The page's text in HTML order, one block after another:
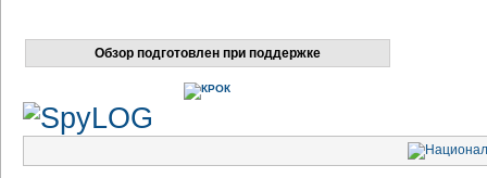
Обзор подготовлен при поддержке